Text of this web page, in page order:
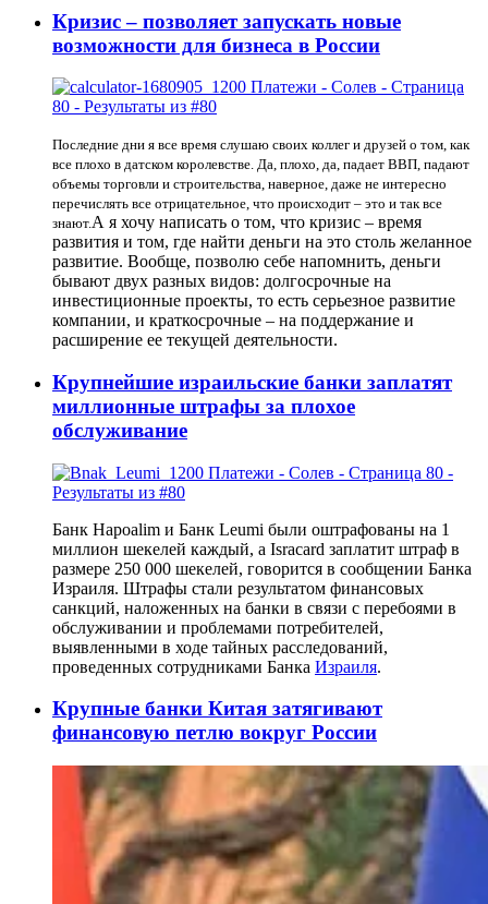
Кризис – позволяет запускать новые
возможности для бизнеса в России
Последние дни я все время слушаю своих коллег и друзей о том, как
все плохо в датском королевстве. Да, плохо, да, падает ВВП, падают
объемы торговли и строительства, наверное, даже не интересно
перечислять все отрицательное, что происходит – это и так все
знают.А я хочу написать о том, что кризис – время
развития и том, где найти деньги на это столь желанное
развитие. Вообще, позволю себе напомнить, деньги
бывают двух разных видов: долгосрочные на
инвестиционные проекты, то есть серьезное развитие
компании, и краткосрочные – на поддержание и
расширение ее текущей деятельности.
Крупнейшие израильские банки заплатят
миллионные штрафы за плохое
обслуживание
Банк Hapoalim и Банк Leumi были оштрафованы на 1
миллион шекелей каждый, а Isracard заплатит штраф в
размере 250 000 шекелей, говорится в сообщении Банка
Израиля. Штрафы стали результатом финансовых
санкций, наложенных на банки в связи с перебоями в
обслуживании и проблемами потребителей,
выявленными в ходе тайных расследований,
проведенных сотрудниками Банка Израиля.
Крупные банки Китая затягивают
финансовую петлю вокруг России